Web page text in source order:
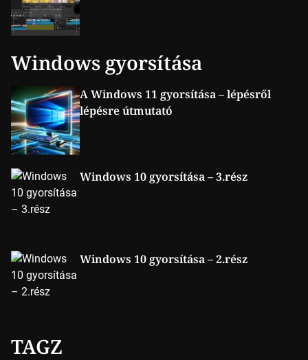
Windows gyorsítása
A Windows 11 gyorsítása – lépésről
lépésre útmutató
Windows 10 gyorsítása – 3.rész
Windows 10 gyorsítása – 2.rész
TAGZ